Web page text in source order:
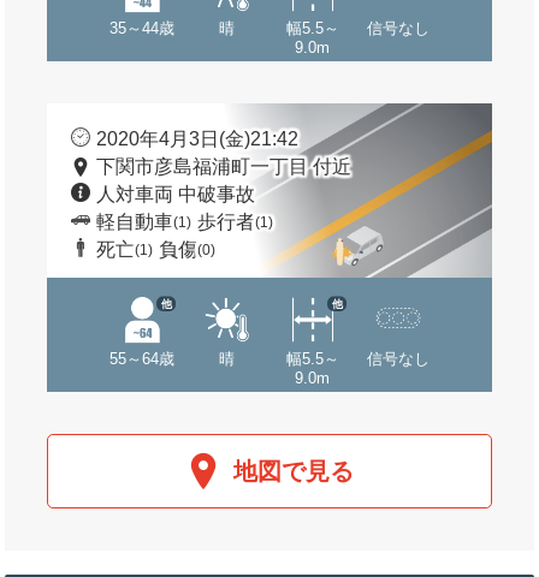
35～44歳 晴
幅5.5～
9.0m
信号なし
2020年4月3日(金)21:42
下関市彦島福浦町一丁目 付近
人対車両 中破事故
軽自動車(1) 歩行者(1)
死亡(1) 負傷(0)
55～64歳
他
晴
幅5.5～
9.0m
他
信号なし
地図で見る